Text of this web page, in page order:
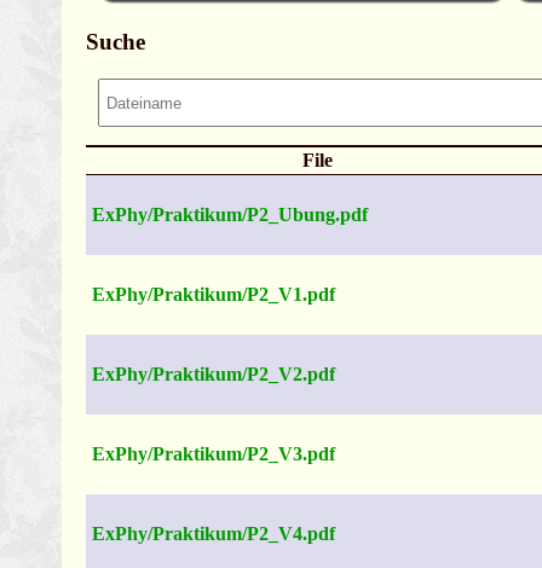
Suche
File
ExPhy/Praktikum/P2_Ubung.pdf
ExPhy/Praktikum/P2_V1.pdf
ExPhy/Praktikum/P2_V2.pdf
ExPhy/Praktikum/P2_V3.pdf
ExPhy/Praktikum/P2_V4.pdf